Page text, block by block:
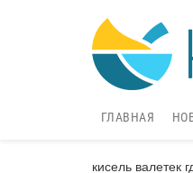
ГЛАВНАЯ
кисель валетек